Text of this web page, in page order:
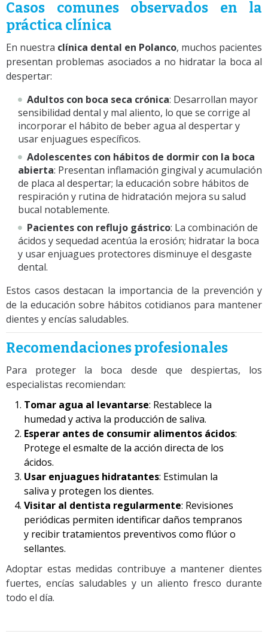
Casos comunes observados en la
práctica clínica
En nuestra clínica dental en Polanco, muchos pacientes
presentan problemas asociados a no hidratar la boca al
despertar:
Adultos con boca seca crónica: Desarrollan mayor
sensibilidad dental y mal aliento, lo que se corrige al
incorporar el hábito de beber agua al despertar y
usar enjuagues específicos.
Adolescentes con hábitos de dormir con la boca
abierta: Presentan inflamación gingival y acumulación
de placa al despertar; la educación sobre hábitos de
respiración y rutina de hidratación mejora su salud
bucal notablemente.
Pacientes con reflujo gástrico: La combinación de
ácidos y sequedad acentúa la erosión; hidratar la boca
y usar enjuagues protectores disminuye el desgaste
dental.
Estos casos destacan la importancia de la prevención y
de la educación sobre hábitos cotidianos para mantener
dientes y encías saludables.
Recomendaciones profesionales
Para proteger la boca desde que despiertas, los
especialistas recomiendan:
Tomar agua al levantarse: Restablece la
humedad y activa la producción de saliva.
Esperar antes de consumir alimentos ácidos:
Protege el esmalte de la acción directa de los
ácidos.
Usar enjuagues hidratantes: Estimulan la
saliva y protegen los dientes.
Visitar al dentista regularmente: Revisiones
periódicas permiten identificar daños tempranos
y recibir tratamientos preventivos como flúor o
sellantes.
Adoptar estas medidas contribuye a mantener dientes
fuertes, encías saludables y un aliento fresco durante
todo el día.